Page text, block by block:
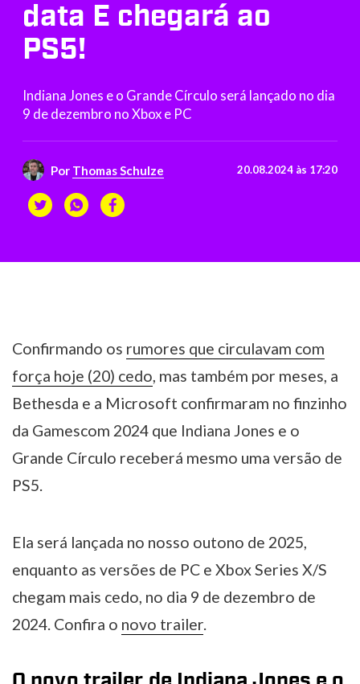
data E chegará ao
PS5!
Indiana Jones e o Grande Círculo será lançado no dia
9 de dezembro no Xbox e PC
Por Thomas Schulze 20.08.2024 às 17:20
Confirmando os rumores que circulavam com
força hoje (20) cedo , mas também por meses, a
Bethesda e a Microsoft confirmaram no finzinho
da Gamescom 2024 que Indiana Jones e o
Grande Círculo receberá mesmo uma versão de
PS5.
Ela será lançada no nosso outono de 2025,
enquanto as versões de PC e Xbox Series X/S
chegam mais cedo, no dia 9 de dezembro de
2024. Confira o novo trailer.